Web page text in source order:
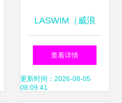
LASWIM（威浪
仕）智能控制中枢
引领泳池管理步入
查看详情
更新时间：2026-08-05
08:09:41